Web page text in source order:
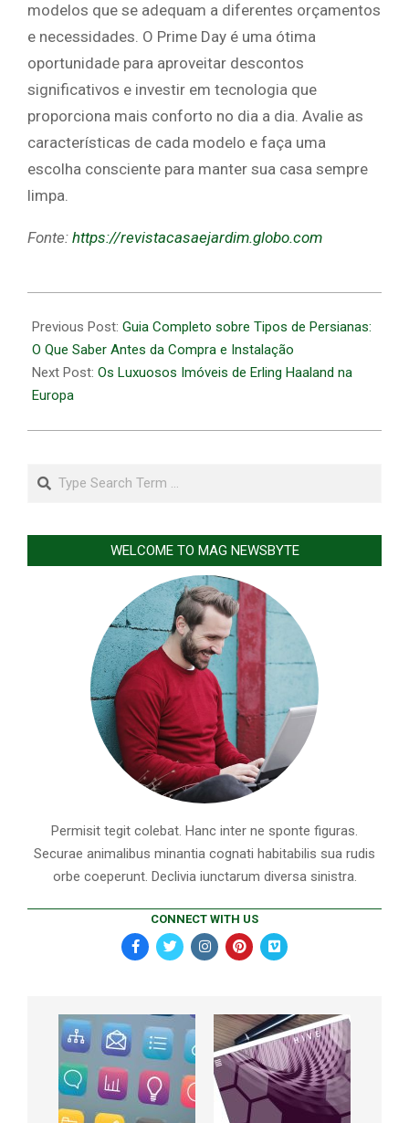
modelos que se adequam a diferentes orçamentos
e necessidades. O Prime Day é uma ótima
oportunidade para aproveitar descontos
significativos e investir em tecnologia que
proporciona mais conforto no dia a dia. Avalie as
características de cada modelo e faça uma
escolha consciente para manter sua casa sempre
limpa.
Fonte: https://revistacasaejardim.globo.com
07-
03
Previous Post: Guia Completo sobre Tipos de Persianas:
O Que Saber Antes da Compra e Instalação
Next Post: Os Luxuosos Imóveis de Erling Haaland na
Europa
Search
WELCOME TO MAG NEWSBYTE
Permisit tegit colebat. Hanc inter ne sponte figuras.
Securae animalibus minantia cognati habitabilis sua rudis
orbe coeperunt. Declivia iunctarum diversa sinistra.
CONNECT WITH US